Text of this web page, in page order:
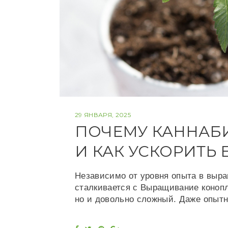
29 ЯНВАРЯ, 2025
ПОЧЕМУ
И КАК УСКОРИТЬ
Независимо от уровня опыта в
сталкивается с Выращивание
но и довольно сложный. Даже